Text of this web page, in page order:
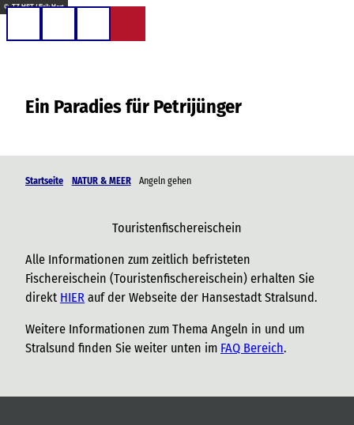
Z
t
© TZ HST / Erik Hart
Ein Paradies für Petrijünger
Startseite NATUR & MEER Angeln gehen
Touristenfischereischein
Alle Informationen zum zeitlich befristeten
Fischereischein (Touristenfischereischein) erhalten Sie
direkt HIER auf der Webseite der Hansestadt Stralsund.
Weitere Informationen zum Thema Angeln in und um
Stralsund finden Sie weiter unten im FAQ Bereich.